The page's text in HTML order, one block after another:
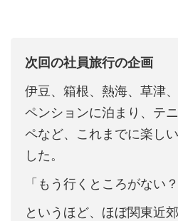
次回の社員旅行の企画
伊豆、箱根、熱海、草津
ペンションに泊まり、テ
ペなど、これまでに楽し
した。
「もう行くところがない？
というほど、ほぼ関東近